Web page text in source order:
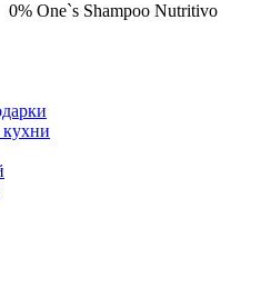
0% One`s Shampoo Nutritivo
кухни